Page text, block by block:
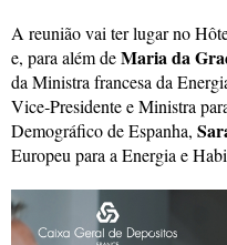
A reunião vai ter lugar no
e, para além deMaria da
da Ministra francesa da
Vice‑Presidente e Ministra
Demográfico de Espanha,
Europeu para a Energia e